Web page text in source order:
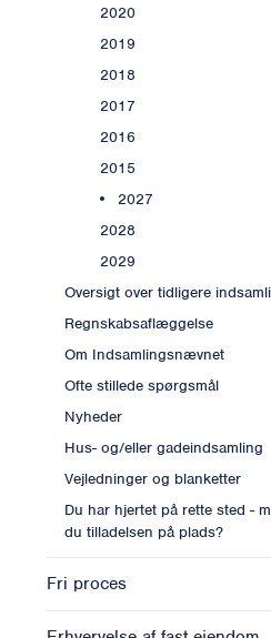
2020
2019
2018
2017
2016
2015
2027
2028
2029
Oversigt over tidligere
Regnskabsaflæggelse
Om Indsamlingsnævnet
Ofte stillede spørgsmål
Nyheder
Hus- og/eller gadeindsamling
Vejledninger og blanketter
Du har hjertet på rette sted -
du tilladelsen på plads?
Fri proces